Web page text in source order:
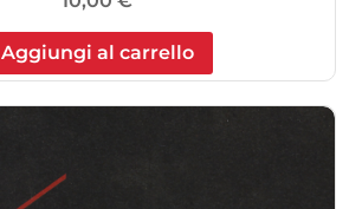
Aggiungi al carrello